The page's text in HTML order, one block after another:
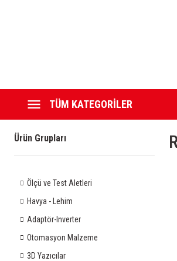
TÜM KATEGORİLER
Ürün Grupları
Ölçü ve Test Aletleri
Havya - Lehim
Adaptör-Inverter
Otomasyon Malzeme
3D Yazıcılar